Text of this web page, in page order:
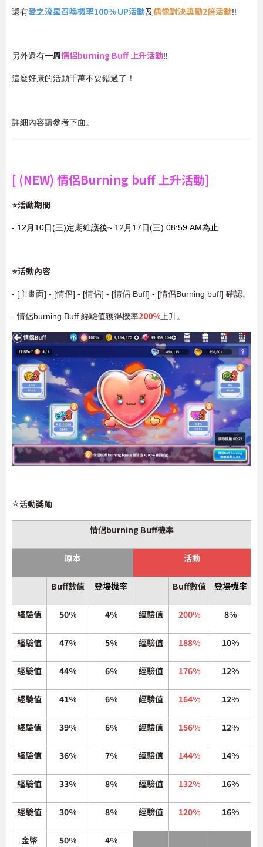
還有愛之流星召喚機率100% UP活動及偶像對決獎勵2倍活動!!
另外還有一周情侶burning Buff 上升活動!!
這麼好康的活動千萬不要錯過了！
詳細內容請參考下面。
[ (NEW) 情侶Burning buff 上升活動]
⭐活動期間
- 12月10日(三)定期維護後~ 12月17日(三) 08:59 AM為止
⭐活動內容
- [主畫面] - [情侶] - [情侶] - [情侶 Buff] - [情侶Burning buff] 確認。
- 情侶burning Buff 經驗值獲得機率200% 上升。
⭐活動獎勵
情侶burning Buff機率
原本 活動
Buff數值 登場機率 Buff數值 登場機率
經驗值 50% 4% 經驗值 200% 8%
經驗值 47% 5% 經驗值 188% 10%
經驗值 44% 6% 經驗值 176% 12%
經驗值 41% 6% 經驗值 164% 12%
經驗值 39% 6% 經驗值 156% 12%
經驗值 36% 7% 經驗值 144% 14%
經驗值 33% 8% 經驗值 132% 16%
經驗值 30% 8% 經驗值 120% 16%
金幣 50% 4%